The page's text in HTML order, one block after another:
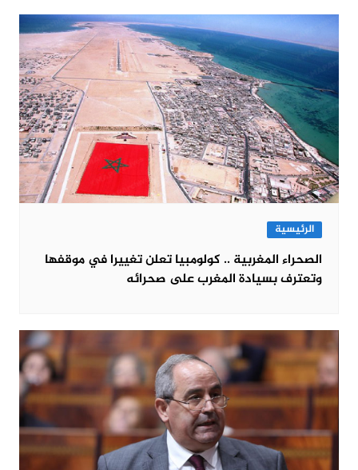
الرئيسية
الصحراء المغربية .. كولومبيا تعلن تغييرا في موقفها
وتعترف بسيادة المغرب على صحرائه